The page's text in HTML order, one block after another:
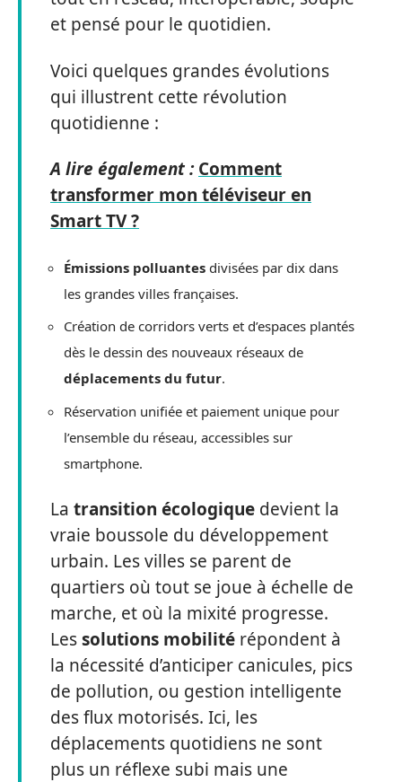
et pensé pour le quotidien.
Voici quelques grandes évolutions
qui illustrent cette révolution
quotidienne :
A lire également : Comment
transformer mon téléviseur en
Smart TV ?
Émissions polluantes divisées par dix dans
les grandes villes françaises.
Création de corridors verts et d’espaces plantés
dès le dessin des nouveaux réseaux de
déplacements du futur.
Réservation unifiée et paiement unique pour
l’ensemble du réseau, accessibles sur
smartphone.
La transition écologique devient la
vraie boussole du développement
urbain. Les villes se parent de
quartiers où tout se joue à échelle de
marche, et où la mixité progresse.
Lessolutions mobilité répondent à
la nécessité d’anticiper canicules, pics
de pollution, ou gestion intelligente
des flux motorisés. Ici, les
déplacements quotidiens ne sont
plus un réflexe subi mais une